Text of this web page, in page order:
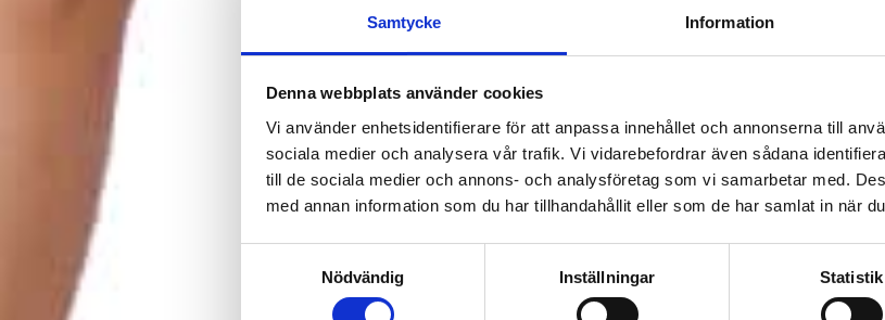
Samtycke Information
Denna webbplats använder cookies
Vi använder enhetsidentifierare för att anpassa innehållet och annonserna till
sociala medier och analysera vår trafik. Vi vidarebefordrar även sådana
till de sociala medier och annons- och analysföretag som vi samarbetar med.
med annan information som du har tillhandahållit eller som de har samlat in när
Nödvändig
Inställningar Statistik